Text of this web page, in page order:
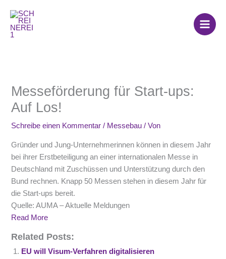
Inhalt
springen
Messeförderung für Start-ups:
Auf Los!
Schreibe einen Kommentar / Messebau / Von
Gründer und Jung-Unternehmerinnen können in diesem Jahr
bei ihrer Erstbeteiligung an einer internationalen Messe in
Deutschland mit Zuschüssen und Unterstützung durch den
Bund rechnen. Knapp 50 Messen stehen in diesem Jahr für
die Start-ups bereit.
Quelle: AUMA – Aktuelle Meldungen
Read More
Related Posts:
EU will Visum-Verfahren digitalisieren